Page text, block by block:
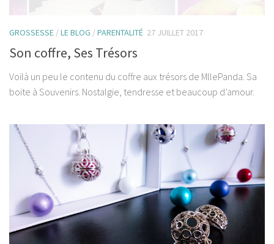
GROSSESSE /LE BLOG /PARENTALITÉ 27 JUILLET 2017
Son coffre, Ses Trésors
Voilà un peu le contenu du coffre aux trésors de MllePanda. Sa
boite à Souvenirs. Nostalgie, tendresse et beaucoup d’amour.